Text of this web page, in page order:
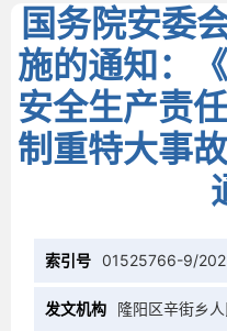
国务院安委
施的通知：
安全生产责
制重特大事
索引号 01525766-9/
发文机构 隆阳区辛街乡